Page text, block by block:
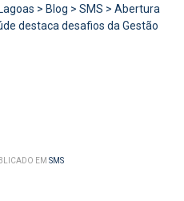
> Blog > SMS > Abertura
destaca desafios da Gestão
EM SMS